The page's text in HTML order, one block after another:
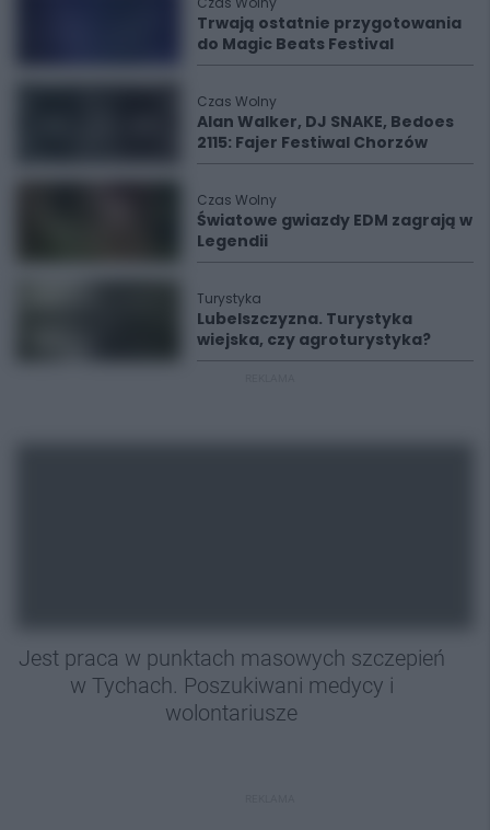
Trwają ostatnie przygotowania
do Magic Beats Festival
Czas Wolny
Alan Walker, DJ SNAKE, Bedoes
2115: Fajer Festiwal Chorzów
Czas Wolny
Światowe gwiazdy EDM zagrają w
Legendii
Turystyka
Lubelszczyzna. Turystyka
wiejska, czy agroturystyka?
Jest praca w punktach masowych szczepień
w Tychach. Poszukiwani medycy i
wolontariusze